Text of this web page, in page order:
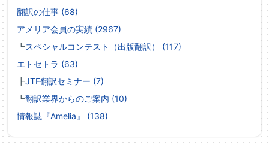
翻訳の仕事 (68)
アメリア会員の実績 (2967)
┗スペシャルコンテスト（出版翻訳） (117)
エトセトラ (63)
┣JTF翻訳セミナー (7)
┗翻訳業界からのご案内 (10)
情報誌『Amelia』 (138)